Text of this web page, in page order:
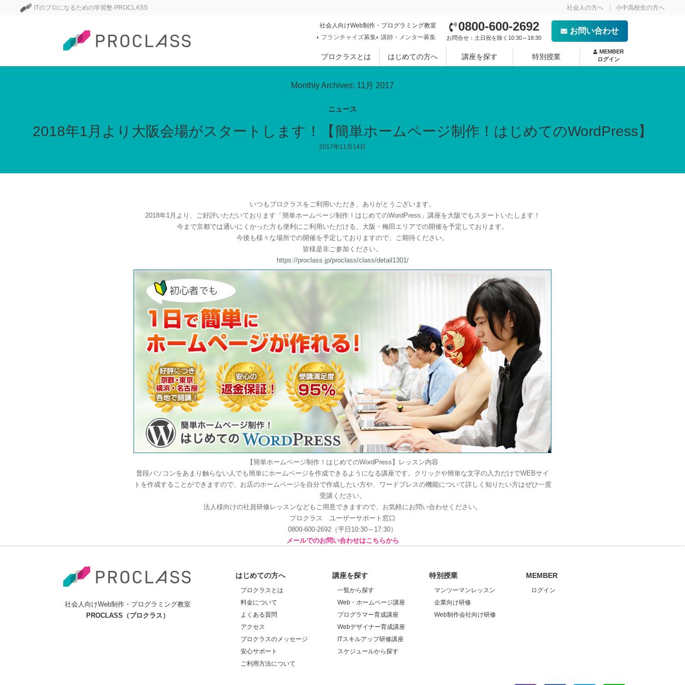
ITのプロになるための学習塾 PROCLASS 社会人の方へ 小中高校生の方へ
社会人向けWeb制作・プログラミング教室
フランチャイズ募集 講師・メンター募集
0800-600-2692
お問合せ：土日祝を除く10:30～18:30
お問い合わせ
プロクラスとは はじめての方へ 講座を探す 特別授業
MEMBER
ログイン
Monthly Archives: 11月 2017
ニュース
2018年1月より大阪会場がスタートします！【簡単ホームページ制作！はじめてのWordPress】
2017年11月14日
いつもプロクラスをご利用いただき、ありがとうございます。
2018年1月より、ご好評いただいております「簡単ホームページ制作！はじめてのWordPress」講座を大阪でもスタートいたします！
今まで京都では通いにくかった方も便利にご利用いただける、大阪・梅田エリアでの開催を予定しております。
今後も様々な場所での開催を予定しておりますので、ご期待ください。
皆様是非ご参加ください。
https://proclass.jp/proclass/class/detail1301/
【簡単ホームページ制作！はじめてのWordPress】レッスン内容
普段パソコンをあまり触らない人でも簡単にホームページを作成できるようになる講座です。クリックや簡単な文字の入力だけでWEBサイ
トを作成することができますので、お店のホームページを自分で作成したい方や、ワードプレスの機能について詳しく知りたい方はぜひ一度
受講ください。
法人様向けの社員研修レッスンなどもご用意できますので、お気軽にお問い合わせください。
プロクラス ユーザーサポート窓口
0800-600-2692（平日10:30～17:30）
メールでのお問い合わせはこちらから
社会人向けWeb制作・プログラミング教室
PROCLASS（プロクラス）
はじめての方へ
プロクラスとは
料金について
よくある質問
アクセス
プロクラスのメッセージ
安心サポート
ご利用方法について
講座を探す
一覧から探す
Web・ホームページ講座
プログラマー育成講座
Webデザイナー育成講座
ITスキルアップ研修講座
スケジュールから探す
特別授業
マンツーマンレッスン
企業向け研修
Web制作会社向け研修
MEMBER
ログイン